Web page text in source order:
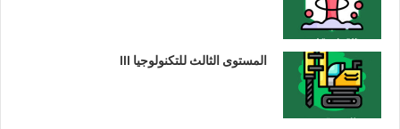
المستوى الثالث للتكنولوجيا III